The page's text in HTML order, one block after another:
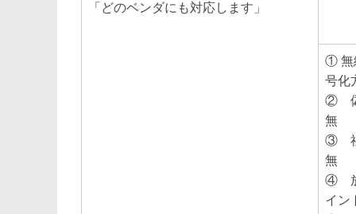
「どのベンダにも対応します」
① 無
号化
② 偽
無
③ 社
無
④ 放
イン